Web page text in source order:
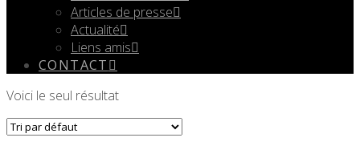
Articles de presse
Actualité
Liens amis
CONTACT
Voici le seul résultat